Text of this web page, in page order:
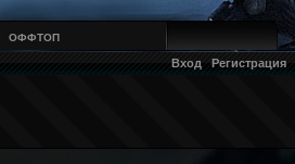
ОФФТОП
Вход Регистрация